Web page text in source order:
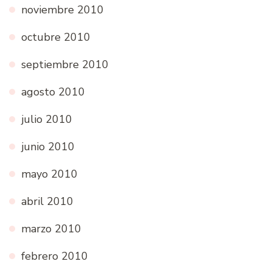
noviembre 2010
octubre 2010
septiembre 2010
agosto 2010
julio 2010
junio 2010
mayo 2010
abril 2010
marzo 2010
febrero 2010